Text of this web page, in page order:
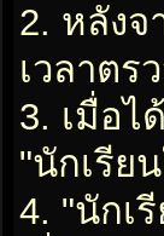
2. หลัง
เวลาตร
3. เมื่อ
"นักเรีย
4. "นักเ